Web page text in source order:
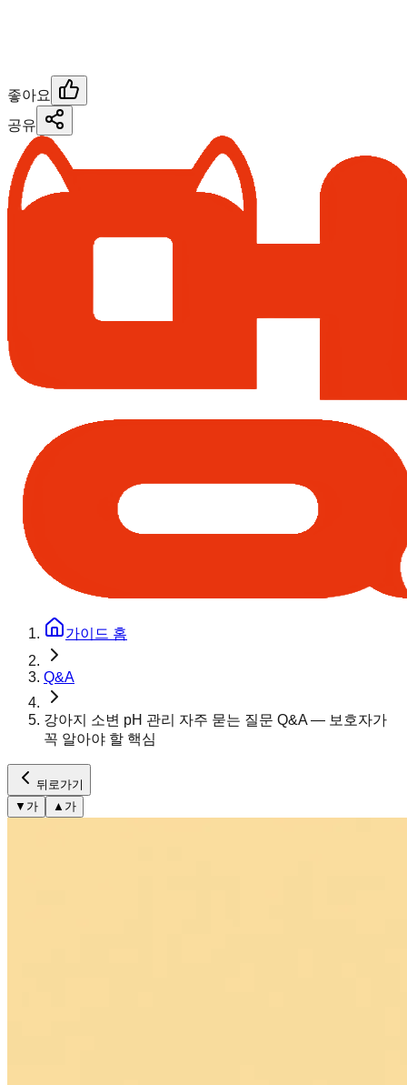
좋아요
공유
가이드 홈
Q&A
강아지 소변 pH 관리 자주 묻는 질문 Q&A — 보호자가
꼭 알아야 할 핵심
뒤로가기
▼ 가 ▲ 가